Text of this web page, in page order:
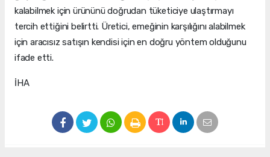
kalabilmek için ürününü doğrudan tüketiciye ulaştırmayı
tercih ettiğini belirtti. Üretici, emeğinin karşılığını alabilmek
için aracısız satışın kendisi için en doğru yöntem olduğunu
ifade etti.
İHA